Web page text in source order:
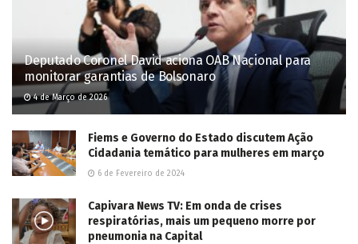
Deputado Coronel David aciona OAB Nacional para
monitorar garantias de Bolsonaro
4 de Março de 2026
Fiems e Governo do Estado discutem Ação
Cidadania temático para mulheres em março
6 de Fevereiro de 2024
Capivara News TV: Em onda de crises
respiratórias, mais um pequeno morre por
pneumonia na Capital